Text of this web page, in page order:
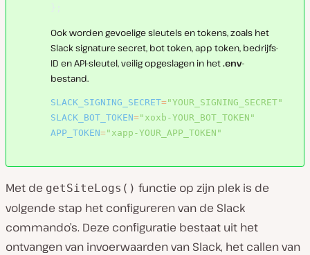
}
Ook worden gevoelige sleutels en tokens, zoals het
Slack signature secret, bot token, app token, bedrijfs-
ID en API-sleutel, veilig opgeslagen in het.env-
bestand.
SLACK_SIGNING_SECRET="YOUR_SIGNING_SECRET"
SLACK_BOT_TOKEN="xoxb-YOUR_BOT_TOKEN"
APP_TOKEN="xapp-YOUR_APP_TOKEN"
Met de getSiteLogs() functie op zijn plek is de
volgende stap het configureren van de Slack
commando’s. Deze configuratie bestaat uit het
ontvangen van invoerwaarden van Slack, het callen van